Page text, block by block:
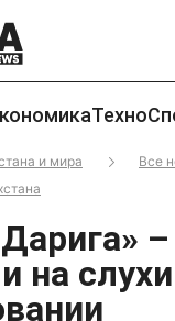
Техно
и мира
Все
на